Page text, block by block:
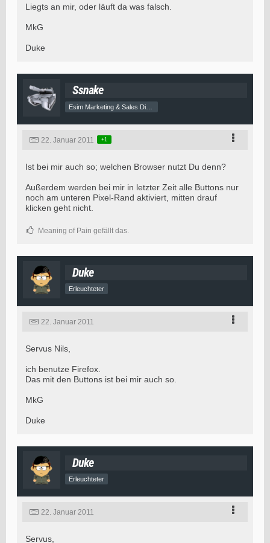
Liegts an mir, oder läuft da was falsch.
MkG
Duke
Ssnake
22. Januar 2011 +1
Ist bei mir auch so; welchen Browser nutzt Du denn?
Außerdem werden bei mir in letzter Zeit alle Buttons nur
noch am unteren Pixel-Rand aktiviert, mitten drauf
klicken geht nicht.
Meaning of Pain gefällt das.
Duke
Erleuchteter
22. Januar 2011
Servus Nils,
ich benutze Firefox.
Das mit den Buttons ist bei mir auch so.
MkG
Duke
Duke
Erleuchteter
22. Januar 2011
Servus,